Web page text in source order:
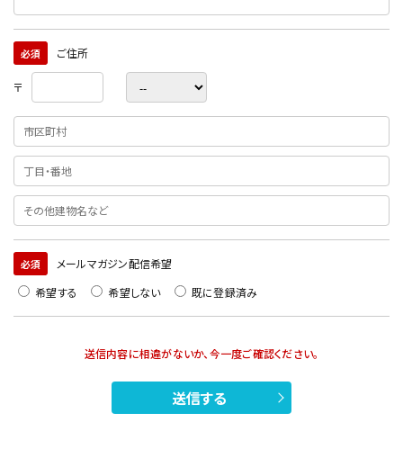
必須 ご住所
〒
必須
メールマガジン配信希望
希望する
希望しない 既に登録済み
送信内容に相違がないか、今一度ご確認ください。